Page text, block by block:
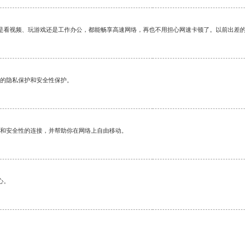
视频、玩游戏还是工作办公，都能畅享高速网络，再也不用担心网速卡顿了。以前出差
隐私保护和安全性保护。
安全性的连接，并帮助你在网络上自由移动。